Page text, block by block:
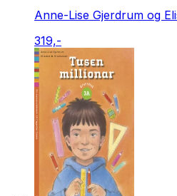
Anne-Lise Gjerdrum og
319,-